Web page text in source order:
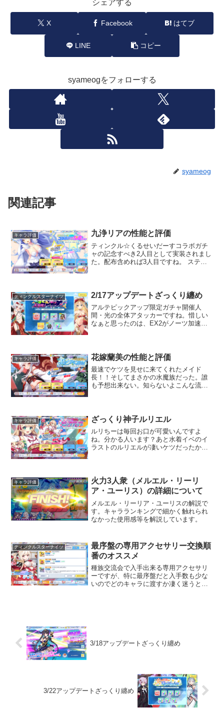
シェアする
X Facebook はてブ
LINE コピー
syameogをフォローする
syameog
関連記事
キャラ評価 九浄リアの性能と評価
ティンクル☆くるせいだーすコラボガチ
ャの記念すべき2人目として実装されまし
た。配布含めれば3人目ですね。 ステー
先輩って絵面が面白すぎる気がします
が、まぁいいでしょう。
ティンクルスターナイツ 2/17アップデートざっくり纏め
アルテピックアップ限定ガチャ開催人
間・光の全体アタッカーですね。惜しい
なぁと思ったのは、EX2がノーツ加速で
えた。チャージ状態はヘレナ...
キャラ評価 花嫁蘭美の性能と評価
最速でケツを見せに来てくれたメイド
長！！そしてまさかの水魔族だった。誰
も予想出来ない。知らないよこんな流
ドタイプとして実装されました。...
キャラ評価 ざっくり神子ルリエル
ルリちーは毎回お口が可愛いんですよ
ね。分かる人います？あと水着イベのイ
ラストのルリエルが凄いケツだったか
ートで隠れてしまっているので...
キャラ評価
火力3人衆（メルエル・リーリ
ア・ユーリス）の詳細について
メルエル・リーリア・ユーリスの解説で
す。キャラランキングで細かく触れられ
なかった使用感等を解説しています。
ティンクルスターナイツ
最序盤の専用アクセサリー交換順
番のオススメ
種族交流会で入手出来る専用アクセサリ
ーですが、特に最序盤だと入手数も少な
いのでどのキャラに渡すか凄く迷うと思
3/18アップデートざっくり纏め
3/22アップデートざっくり纏め